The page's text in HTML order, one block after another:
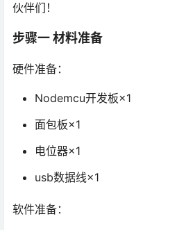
伙伴们！
步骤一 材料准备
硬件准备：
Nodemcu开发板×1
面包板×1
电位器×1
usb数据线×1
软件准备：